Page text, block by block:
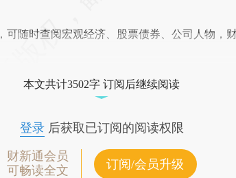
，可随时查阅宏观经济、股票债券、公司人物，
本文共计3502字 订阅后继续阅读
登录后获取已订阅的阅读权限
财新通会员
可畅读全文
订阅/会员升级